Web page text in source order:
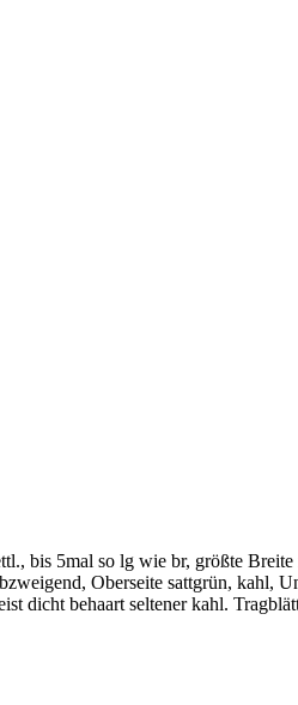
bis 5mal so lg wie br, größte
Oberseite sattgrün, kahl,
dicht behaart seltener kahl.